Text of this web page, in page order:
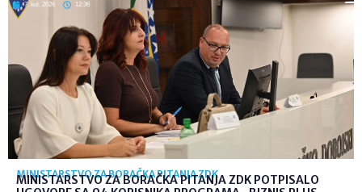
7. kol. 2026 12:36
MINISTARSTVO ZA BORAČKA PITANJA ZDK
MINISTARSTVO ZA BORAČKA PITANJA ZDK POTPISALO